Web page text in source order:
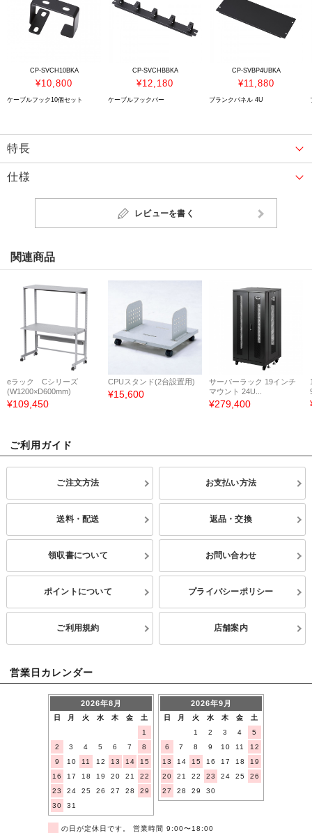
CP-SVCH10BKA
¥10,800
ケーブルフック10個セット
CP-SVCHBBKA
¥12,180
ケーブルフックバー
CP-SVBP4UBKA
¥11,880
ブランクパネル 4U
特長
仕様
レビューを書く
関連商品
eラック Cシリーズ
(W1200×D600mm)
¥109,450
CPUスタンド(2台設置用)
¥15,600
サーバーラック 19インチ
マウント 24U...
¥279,400
ご利用ガイド
ご注文方法 お支払い方法
送料・配送 返品・交換
領収書について お問い合わせ
ポイントについて プライバシーポリシー
ご利用規約 店舗案内
営業日カレンダー
2026年8月
日 月 火 水 木 金
土
1
2
3 4 5 6 7
8
9
10 11 12 13 14
15
16
17 18 19 20 21
22
23
24 25 26 27 28
29
30
31
2026年9月
日 月 火 水 木 金
土
1
2 3 4
5
6
7 8 9 10 11
12
13
14 15 16 17 18
19
20
21 22 23 24 25
26
27
28 29 30
の日が定休日です。 営業時間 9:00〜18:00